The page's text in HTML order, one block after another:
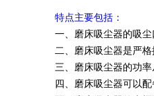
特点主要包括：
一、磨床吸尘器的吸
二、磨床吸尘器是严
三、磨床吸尘器的功
四、磨床吸尘器可以